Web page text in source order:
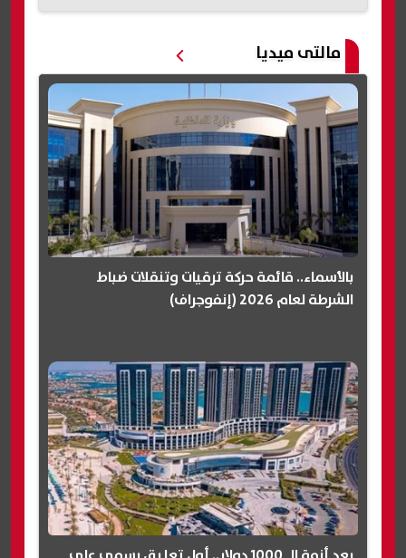
مالتى ميديا
بالأسماء.. قائمة حركة ترقيات وتنقلات ضباط
الشرطة لعام 2026 (إنفوجراف)